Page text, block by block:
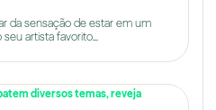
da sensação de estar em um
artista favorito...